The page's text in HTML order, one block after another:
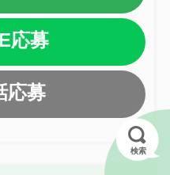
応募
応募
検索